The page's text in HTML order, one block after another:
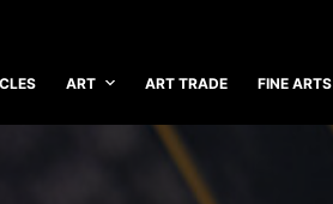
ART ART TRADE FINE ARTS